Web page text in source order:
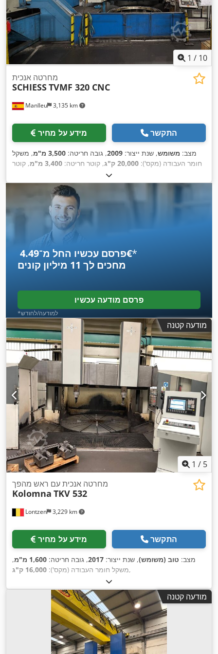
1 / 10
Manlleu 3,135 km
מחרטה אנכית
SCHIESSTVMF 320 CNC
מידע על מחיר התקשר
מצב: משומש, שנת ייצור: 2009, גובה חריטה: 3,500 מ"מ
, משקל
חומר העבודה (מקס'): 20,000 ק"ג , קוטר חריטה: 3,400 מ"מ
, קוטר
, קוטר חומר העבודה (מקסימלי):
מ"מ,
פרסם עכשיו החל מ־‏4.49 ‏€*
מחכים לך 11 מיליון קונים
פרסם מודעה עכשיו
*למודעה/לחודש
מודעה קטנה
1 / 5
Lontzen 3,229 km
מחרטה אנכית עם ראש מהפך
Kolomna TKV 532
מידע על מחיר התקשר
מצב: טוב (משומש), שנת ייצור: 2017, גובה חריטה: 1,600 מ"מ
,
משקל חומר העבודה (מקס'): 16,000 ק"ג ,
מודעה קטנה